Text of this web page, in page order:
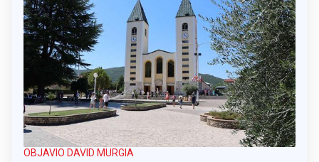
OBJAVIO DAVID MURGIA